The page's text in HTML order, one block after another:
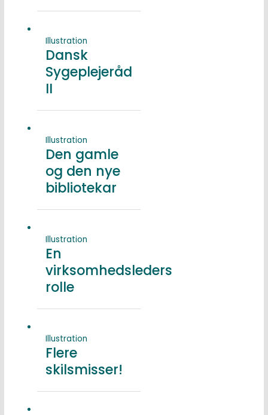
Illustration
Dansk
Sygeplejeråd
II
Illustration
Den gamle
og den nye
bibliotekar
Illustration
En
virksomhedsleders
rolle
Illustration
Flere
skilsmisser!